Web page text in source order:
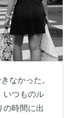
なかった。
いつものル
の時間に出